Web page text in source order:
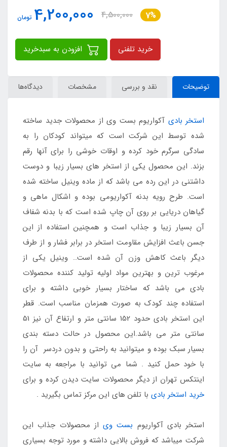
7%
4,500,000
4,200,000 تومان
خرید تلفنی
توضیحات نقد و بررسی مشخصات دیدگاه‌ها
استخر بادی آکواریوم بست وی از محصولات جدید ساخته
شده توسط این شرکت است که میتواند کودکان را به
سادگی سرگرم خود کرده و اوقات خوشی را برای آنها رقم
بزند. این محصول یکی از استخر های بسیار زیبا و دوست
داشتنی در این رده می باشد که از ماده وینیل ساخته شده
است. طرح رویه بدنه آکواریومی بوده و اشکال ماهی و
گیاهان دریایی بر روی آن چاپ شده است که با بدنه شفاف
آن بسیار زیبا و جذاب است و همچنین استفاده از این
جسن باعث افزایش مقاومت استخر در برابر فشار و از طرف
دیگر باعث کاهش وزن آن شده است.. وینیل یکی از
مرغوب ترین و بهترین مواد اولیه تولید کننده محصولات
بادی می باشد که ساختار بسیار خوبی داشته و برای
استفاده چند کودک به صورت همزمان مناسب است. قطر
این استخر بادی حدود 152 سانتی متر و ارتفاع آن نیز 51
سانتی متر می باشد.این محصول در حالت دسته بندی
بسیار سبک بوده و میتوانید به راحتی و بدون دردسر آن را
با خود حمل کنید . شما می توانید با مراجعه به سایت
اینتکس تهران از دیگر محصولات سایت دیدن کرده و برای
خرید استخر بادی با تلفن های این مرکز تماس بگیرید .
استخر بادی آکواریوم بست وی از محصولات جذاب این
شرکت میباشد که فروش بالایی داشته و مورد توجه بسیاری